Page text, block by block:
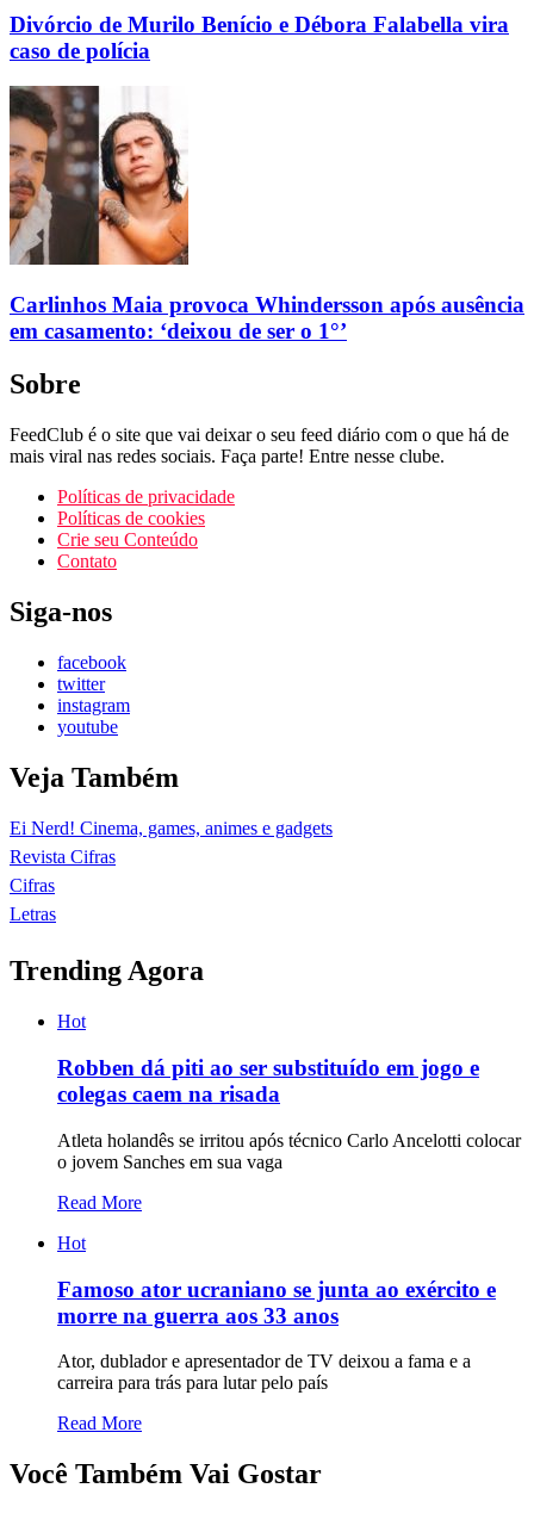
Divórcio de Murilo Benício e Débora Falabella vira
caso de polícia
Carlinhos Maia provoca Whindersson após ausência
em casamento: ‘deixou de ser o 1°’
Sobre
FeedClub é o site que vai deixar o seu feed diário com o que há de
mais viral nas redes sociais. Faça parte! Entre nesse clube.
Políticas de privacidade
Políticas de cookies
Crie seu Conteúdo
Contato
Siga-nos
facebook
twitter
instagram
youtube
Veja Também
Ei Nerd! Cinema, games, animes e gadgets
Revista Cifras
Cifras
Letras
Trending Agora
Hot
Robben dá piti ao ser substituído em jogo e
colegas caem na risada
Atleta holandês se irritou após técnico Carlo Ancelotti colocar
o jovem Sanches em sua vaga
Read More
Hot
Famoso ator ucraniano se junta ao exército e
morre na guerra aos 33 anos
Ator, dublador e apresentador de TV deixou a fama e a
carreira para trás para lutar pelo país
Read More
Você Também Vai Gostar